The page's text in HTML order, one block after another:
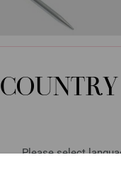
Please select